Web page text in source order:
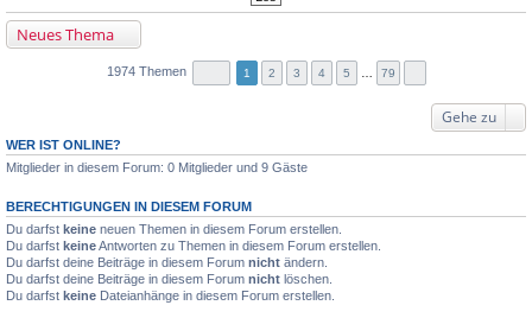
Neues Thema
1974 Themen 1 2 3 4 5 79
Gehe zu
WER IST ONLINE?
Mitglieder in diesem Forum: 0 Mitglieder und 9 Gäste
BERECHTIGUNGEN IN DIESEM FORUM
Du darfst keine neuen Themen in diesem Forum erstellen.
Du darfst keineAntworten zu Themen in diesem Forum erstellen.
Du darfst deine Beiträge in diesem Forum nicht ändern.
Du darfst deine Beiträge in diesem Forum nicht löschen.
Du darfst keine Dateianhänge in diesem Forum erstellen.